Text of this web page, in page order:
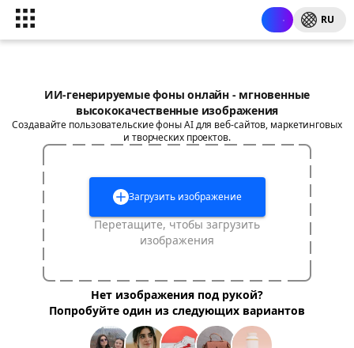
RU
ИИ-генерируемые фоны онлайн - мгновенные
высококачественные изображения
Создавайте пользовательские фоны AI для веб-сайтов, маркетинговых
и творческих проектов.
Загрузить изображение
Перетащите, чтобы загрузить
изображения
Нет изображения под рукой?
Попробуйте один из следующих вариантов